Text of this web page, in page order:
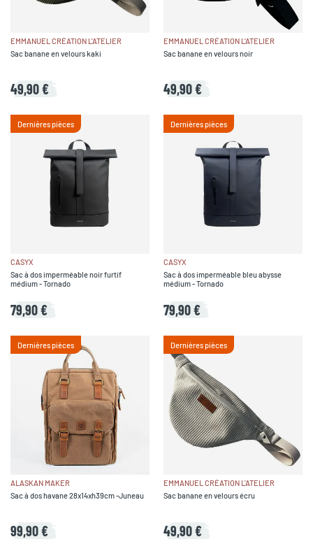
EMMANUEL CRÉATION L'ATELIER
Sac banane en velours kaki
49,90 €
EMMANUEL CRÉATION L'ATELIER
Sac banane en velours noir
49,90 €
Dernières pièces
CASYX
Sac à dos imperméable noir furtif
médium - Tornado
79,90 €
Dernières pièces
CASYX
Sac à dos imperméable bleu abysse
médium - Tornado
79,90 €
Dernières pièces
ALASKAN MAKER
Sac à dos havane 28x14xh39cm -Juneau
99,90 €
Dernières pièces
EMMANUEL CRÉATION L'ATELIER
Sac banane en velours écru
49,90 €